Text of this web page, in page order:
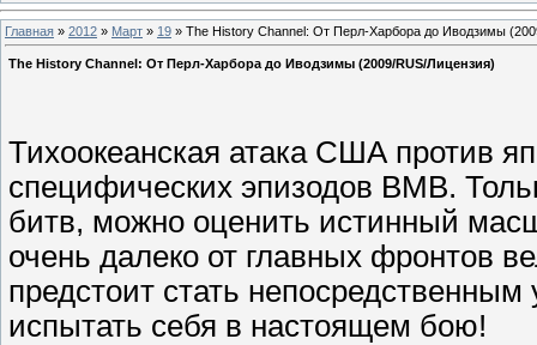
Главная » 2012 » Март » 19 » The History Channel: От Перл-Харбора до Иводзимы
The History Channel: От Перл-Харбора до Иводзимы (2009/RUS/Лицензия)
Тихоокеанская атака США против
специфических эпизодов ВМВ.
битв, можно оценить истинный
очень далеко от главных фронтов
предстоит стать
испытать себя в настоящем бою!